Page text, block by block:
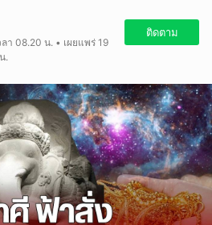
า 08.20 น. • เผยแพร่ 19
.
ติดตาม